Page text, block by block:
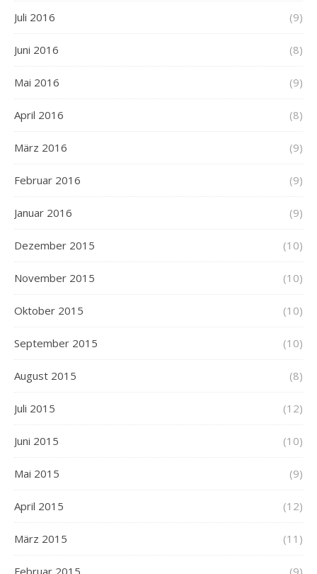
Juli 2016 (9)
Juni 2016 (8)
Mai 2016 (9)
April 2016 (8)
März 2016 (9)
Februar 2016 (9)
Januar 2016 (9)
Dezember 2015 (10)
November 2015 (10)
Oktober 2015 (10)
September 2015 (10)
August 2015 (8)
Juli 2015 (12)
Juni 2015 (10)
Mai 2015 (9)
April 2015 (12)
März 2015 (11)
Februar 2015 (9)